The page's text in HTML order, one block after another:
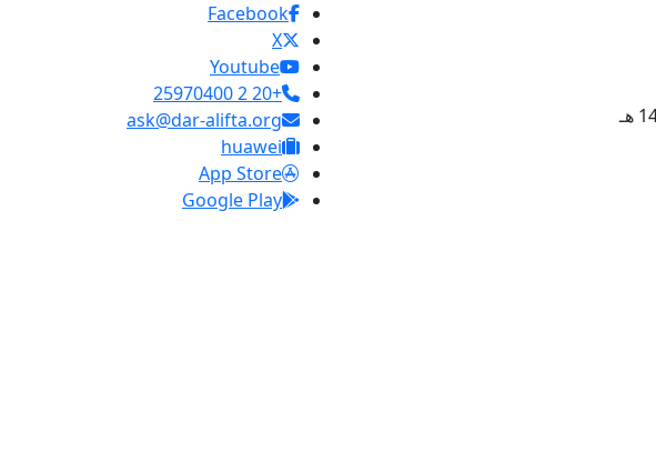
Facebook
X
Youtube
+20 2 25970400
ask@dar-alifta.org
huawei
App Store
Google Play